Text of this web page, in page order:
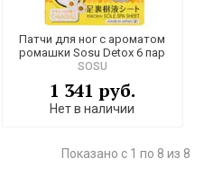
Патчи для ног с ароматом
ромашки Sosu Detox 6 пар
SOSU
1 341 руб.
Нет в наличии
Показано с 1 по 8 из 8